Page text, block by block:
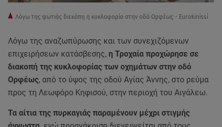
Λόγω της φωτιάς διεκόπη η κυκλοφορία στην οδό Ορφέως - Eurokinissi
Λόγω της αναζωπύρωσης και των συνεχιζόμενων
επιχειρήσεων κατάσβεσης, η Τροχαία προχώρησε σε
διακοπή της κυκλοφορίας των οχημάτων στην οδό
Ορφέως, από το ύψος της οδού Αγίας Άννης, στο ρεύμα
προς τη Λεωφόρο Κηφισού, στην περιοχή του Αιγάλεω.
Τα αίτια της πυρκαγιάς παραμένουν μέχρι στιγμής